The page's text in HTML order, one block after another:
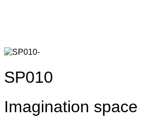
SP010
Imagination space